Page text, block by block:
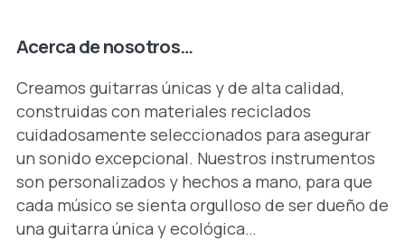
Acerca de nosotros…
Creamos guitarras únicas y de alta calidad,
construidas con materiales reciclados
cuidadosamente seleccionados para asegurar
un sonido excepcional. Nuestros instrumentos
son personalizados y hechos a mano, para que
cada músico se sienta orgulloso de ser dueño de
una guitarra única y ecológica…